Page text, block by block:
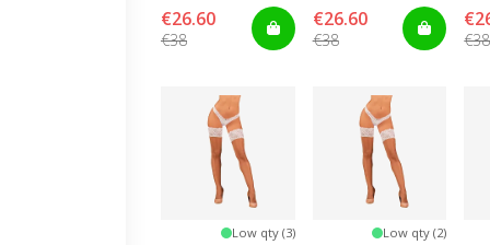
elegante Spitze.
€26.60
€38
elegante Spitze.
€26.60
€38 €38
Low qty (3) Low qty (2)